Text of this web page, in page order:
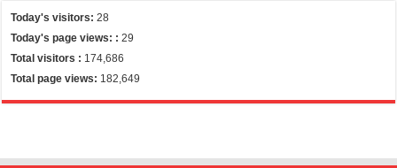
Today's visitors:28
Today's page views: :29
Total visitors : 174,686
Total page views: 182,649